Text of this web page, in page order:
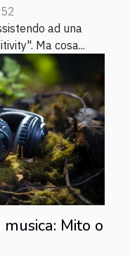
ad una
Ma cosa...
Mito o